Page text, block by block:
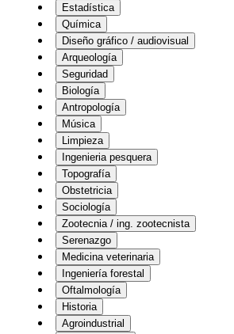
Estadística
Química
Diseño gráfico / audiovisual
Arqueología
Seguridad
Biología
Antropología
Música
Limpieza
Ingenieria pesquera
Topografía
Obstetricia
Sociología
Zootecnia / ing. zootecnista
Serenazgo
Medicina veterinaria
Ingeniería forestal
Oftalmología
Historia
Agroindustrial